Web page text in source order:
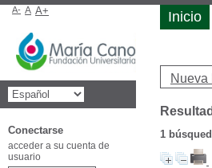
Nueva
1
Inicio
A- A A+
Conectarse
acceder a su cuenta de
usuario